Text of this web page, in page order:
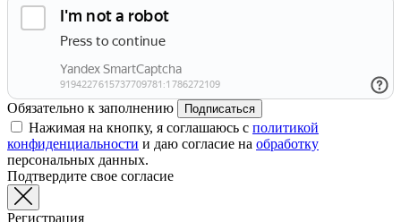
Обязательно к заполнению Подписаться
Нажимая на кнопку, я соглашаюсь с политикой
конфиденциальности и даю согласие на обработку
персональных данных.
Подтвердите свое согласие
Регистрация